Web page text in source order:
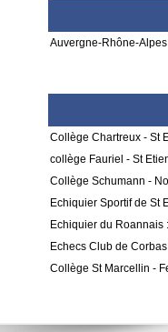
Auvergne-Rhône-
Collège Chartreux - St
collège Fauriel - St
Collège Schumann -
Echiquier Sportif de St
Echiquier du Roannais :
Echecs Club de
Collège St Marcellin -